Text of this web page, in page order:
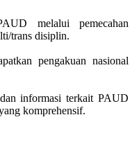
melalui pemecahan
trans disiplin.
pengakuan nasional
informasi terkait PAUD
komprehensif.